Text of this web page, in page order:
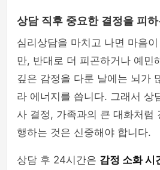
상담 직후 중요한 결정을 피
심리상담을 마치고 나면 마음
만, 반대로 더 피곤하거나 예민
깊은 감정을 다룬 날에는 뇌가
라 에너지를 씁니다. 그래서 상
사 결정, 가족과의 큰 대화처럼
행하는 것은 신중해야 합니다.
상담 후 24시간은 감정 소화 시